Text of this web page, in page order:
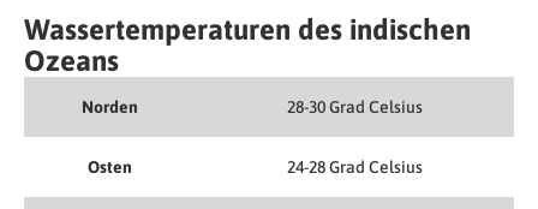
Wassertemperaturen des indischen
Ozeans
Norden 28-30 Grad Celsius
Osten 24-28 Grad Celsius